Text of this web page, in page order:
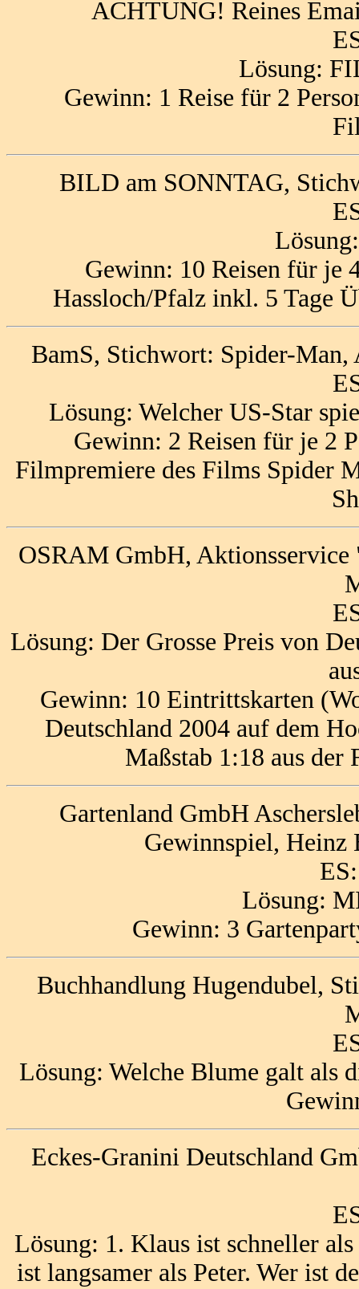
ACHTUNG! Reines
Lösung:
Gewinn: 1 Reise für 2
BILD am SONNTAG,
Gewinn: 10 Reisen für je
Hassloch/Pfalz inkl. 5 Tage
BamS, Stichwort: Spider-
Lösung: Welcher US-Star
Gewinn: 2 Reisen für je 2
Filmpremiere des Films Spider
OSRAM GmbH, Aktionsservice
Lösung: Der Grosse Preis von
Gewinn: 10 Eintrittskarten
Deutschland 2004 auf dem
Maßstab 1:18 aus
Gartenland GmbH
Gewinnspiel, Heinz
Lösung:
Gewinn: 3
Buchhandlung Hugendubel,
Lösung: Welche Blume galt als
Eckes-Granini Deutschland
Lösung: 1. Klaus ist schneller
ist langsamer als Peter. Wer ist